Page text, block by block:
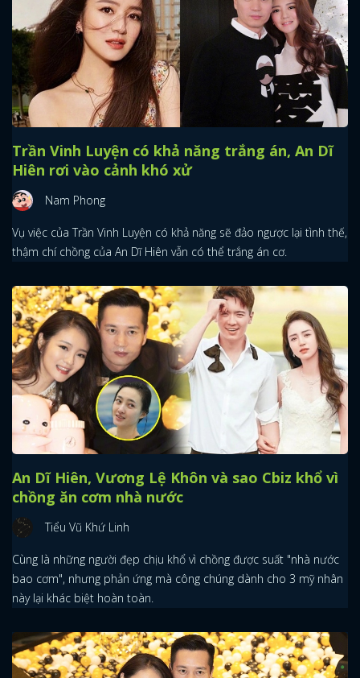
Trần Vinh Luyện có khả năng trắng án, An Dĩ
Hiên rơi vào cảnh khó xử
Nam Phong
Vụ việc của Trần Vinh Luyện có khả năng sẽ đảo ngược lại tình thế,
thậm chí chồng của An Dĩ Hiên vẫn có thể trắng án cơ.
An Dĩ Hiên, Vương Lệ Khôn và sao Cbiz khổ vì
chồng ăn cơm nhà nước
Tiểu Vũ Khứ Linh
Cùng là những người đẹp chịu khổ vì chồng được suất "nhà nước
bao cơm", nhưng phản ứng mà công chúng dành cho 3 mỹ nhân
này lại khác biệt hoàn toàn.